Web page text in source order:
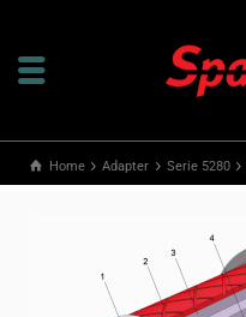
Home Adapter Serie 5280